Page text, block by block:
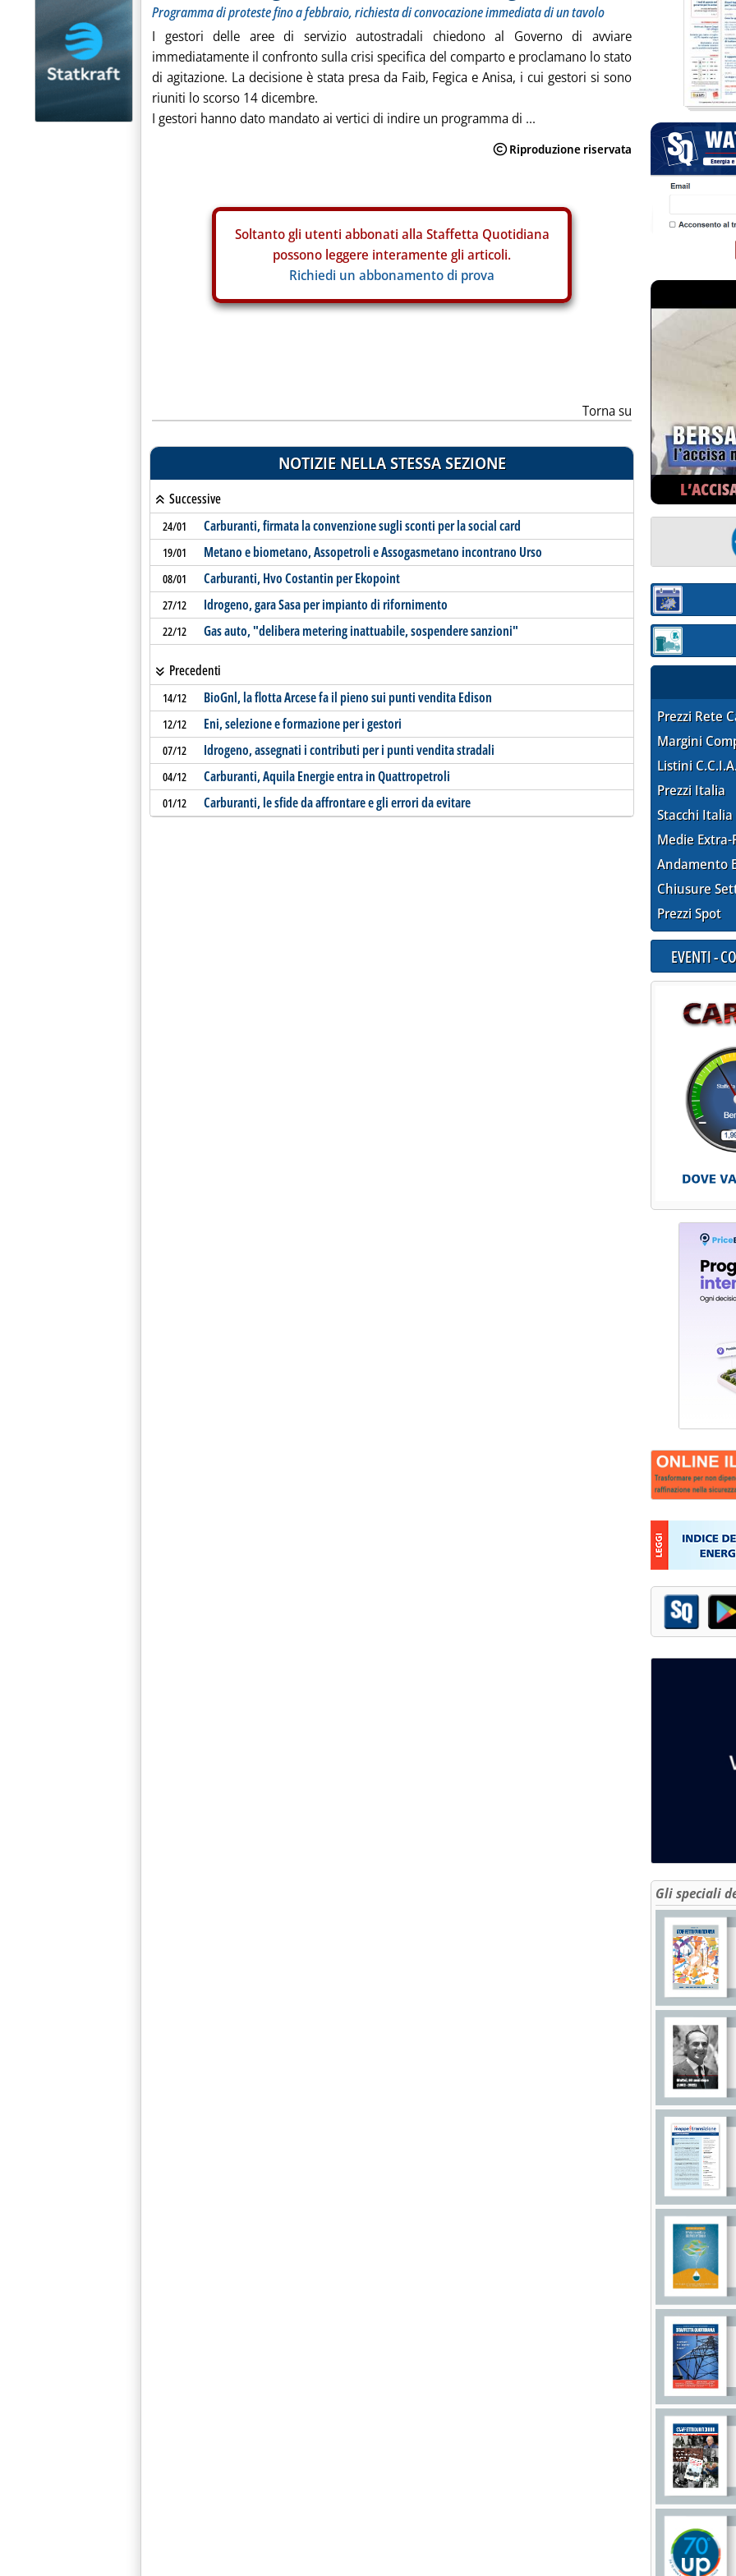
Programma di proteste fino a febbraio, richiesta di convocazione immediata di un tavolo
I gestori delle aree di servizio autostradali chiedono al Governo di avviare
immediatamente il confronto sulla crisi specifica del comparto e proclamano lo stato
di agitazione. La decisione è stata presa da Faib, Fegica e Anisa, i cui gestori si sono
riuniti lo scorso 14 dicembre.
I gestori hanno dato mandato ai vertici di indire un programma di ...
Soltanto gli utenti abbonati alla Staffetta Quotidiana
possono leggere interamente gli articoli.
Richiedi un abbonamento di prova
Torna su
NOTIZIE NELLA STESSA SEZIONE
Successive
24/01 Carburanti, firmata la convenzione sugli sconti per la social card
19/01 Metano e biometano, Assopetroli e Assogasmetano incontrano Urso
08/01 Carburanti, Hvo Costantin per Ekopoint
27/12 Idrogeno, gara Sasa per impianto di rifornimento
22/12 Gas auto, "delibera metering inattuabile, sospendere sanzioni"
Precedenti
14/12 BioGnl, la flotta Arcese fa il pieno sui punti vendita Edison
12/12 Eni, selezione e formazione per i gestori
07/12 Idrogeno, assegnati i contributi per i punti vendita stradali
04/12 Carburanti, Aquila Energie entra in Quattropetroli
01/12 Carburanti, le sfide da affrontare e gli errori da evitare
Sezione:
Sezione:
Prezzi Rete
Margini
Listini
Prezzi Italia
Stacchi Italia
Medie Extra-
Andamento
Chiusure
Prezzi Spot
EVENTI -
Gli speciali